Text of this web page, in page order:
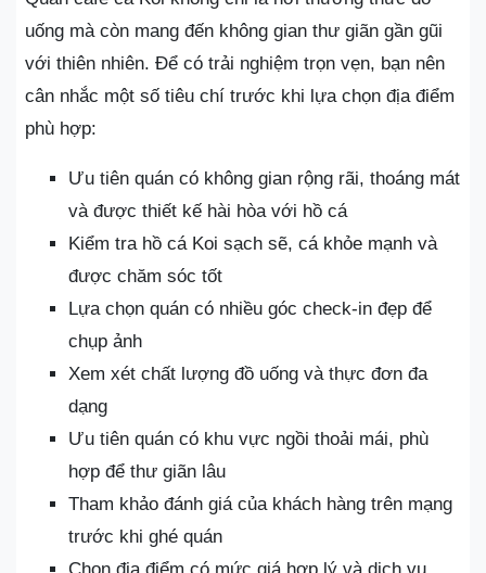
uống mà còn mang đến không gian thư giãn gần gũi
với thiên nhiên. Để có trải nghiệm trọn vẹn, bạn nên
cân nhắc một số tiêu chí trước khi lựa chọn địa điểm
phù hợp:
Ưu tiên quán có không gian rộng rãi, thoáng mát
và được thiết kế hài hòa với hồ cá
Kiểm tra hồ cá Koi sạch sẽ, cá khỏe mạnh và
được chăm sóc tốt
Lựa chọn quán có nhiều góc check-in đẹp để
chụp ảnh
Xem xét chất lượng đồ uống và thực đơn đa
dạng
Ưu tiên quán có khu vực ngồi thoải mái, phù
hợp để thư giãn lâu
Tham khảo đánh giá của khách hàng trên mạng
trước khi ghé quán